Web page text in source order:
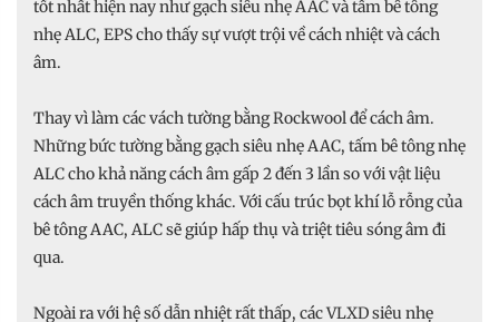
tốt nhất hiện nay như gạch siêu nhẹ AAC và tấm bê tông
nhẹ ALC, EPS cho thấy sự vượt trội về cách nhiệt và cách
âm.
Thay vì làm các vách tường bằng Rockwool để cách âm.
Những bức tường bằng gạch siêu nhẹ AAC, tấm bê tông nhẹ
ALC cho khả năng cách âm gấp 2 đến 3 lần so với vật liệu
cách âm truyền thống khác. Với cấu trúc bọt khí lỗ rỗng của
bê tông AAC, ALC sẽ giúp hấp thụ và triệt tiêu sóng âm đi
qua.
Ngoài ra với hệ số dẫn nhiệt rất thấp, các VLXD siêu nhẹ